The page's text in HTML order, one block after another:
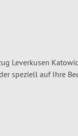
Leverkusen
speziell auf Ihre